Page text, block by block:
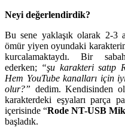
Neyi değerlendirdik?
Bu sene yaklaşık olarak 2-3
ömür yiyen oyundaki
kurcalamaktaydı. Bir
ederken; “şu karakteri satıp
Hem YouTube kanalları için
olur?” dedim. Kendisinden
karakterdeki eşyaları parça
içerisinde “Rode NT-USB
başladık.